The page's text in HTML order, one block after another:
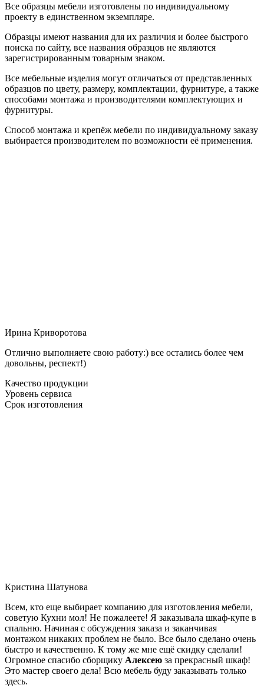
Все образцы мебели изготовлены по индивидуальному
проекту в единственном экземпляре.
Образцы имеют названия для их различия и более быстрого
поиска по сайту, все названия образцов не являются
зарегистрированным товарным знаком.
Все мебельные изделия могут отличаться от представленных
образцов по цвету, размеру, комплектации, фурнитуре, а также
способами монтажа и производителями комплектующих и
фурнитуры.
Способ монтажа и крепёж мебели по индивидуальному заказу
выбирается производителем по возможности её применения.
Ирина Криворотова
Отлично выполняете свою работу:) все остались более чем
довольны, респект!)
Качество продукции
Уровень сервиса
Срок изготовления
Кристина Шатунова
Всем, кто еще выбирает компанию для изготовления мебели,
советую Кухни мол! Не пожалеете! Я заказывала шкаф-купе в
спальню. Начиная с обсуждения заказа и заканчивая
монтажом никаких проблем не было. Все было сделано очень
быстро и качественно. К тому же мне ещё скидку сделали!
Огромное спасибо сборщику Алексею за прекрасный шкаф!
Это мастер своего дела! Всю мебель буду заказывать только
здесь.